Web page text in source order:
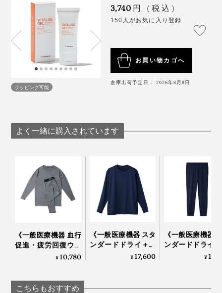
ラッピング可能
3,740 円（税込）
150人がお気に入り登録
お買い物カゴへ
倉庫出荷予定日： 2026年8月8日
よく一緒に購入されています
《一般医療機器 血行
促進・疲労回復ウエ
ア》テラヘルツ鉱石
WEAR」｜遠赤技研
¥10,780
《一般医療機器 スタ
ンダードドライ＋／
長袖トップス》サラ
¥17,600
《一般医療機器
ンダードドライ
ョガーパンツ》
¥
こちらもおすすめ